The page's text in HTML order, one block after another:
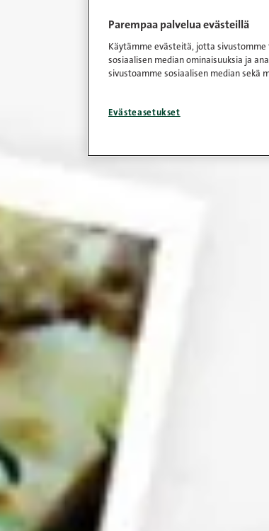
Parempaa palvelua evästeillä
Käytämme evästeitä, jotta
sosiaalisen median ominaisuuksia ja
sivustoamme sosiaalisen median sekä
Evästeasetukset